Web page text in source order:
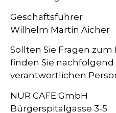
Geschäftsführer
Wilhelm Martin Aicher
Sollten Sie Fragen
finden Sie
verantwortlichen
NUR CAFE GmbH
Bürgerspitalgasse 3-5